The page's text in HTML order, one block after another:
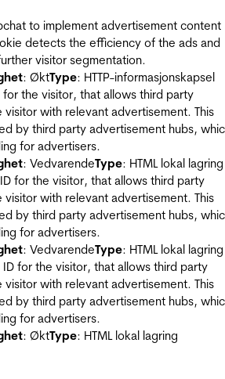
to implement advertisement content
detects the efficiency of the ads and
visitor segmentation.
: ØktType: HTTP-informasjonskapsel
for the visitor, that allows third party
with relevant advertisement. This
by third party advertisement hubs,
for advertisers.
: VedvarendeType: HTML lokal lagring
for the visitor, that allows third party
with relevant advertisement. This
by third party advertisement hubs,
for advertisers.
: VedvarendeType: HTML lokal lagring
ID for the visitor, that allows third party
with relevant advertisement. This
by third party advertisement hubs,
for advertisers.
: ØktType: HTML lokal lagring